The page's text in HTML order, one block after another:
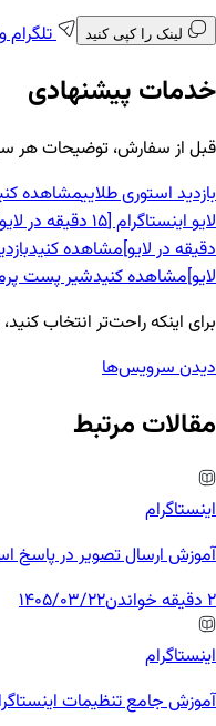
تلگرام
خدمات پیشنهادی
قبل از سفارش، توضیحات هر
بازدید استوری طلاییمشاهده
لایو اینستاگرام [15 دقیقه در لایو]
دقیقه در لایو]مشاهده کنید
لایو]مشاهده کنیدشیر پست
برای اینکه راحت‌تر انتخاب
دیدن سرویس‌ها
مقالات مرتبط
اینستاگرام
آموزش ارسال تصویر در پاسخ
2 دقیقه خواندن
1405/03/22
اینستاگرام
آموزش جامع تنظیمات